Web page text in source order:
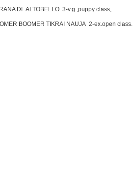
DI ALTOBELLO 3-v.g.,puppy class,
BOOMER TIKRAI NAUJA 2-ex.open class.